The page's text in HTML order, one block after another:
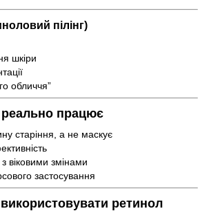
пілінг)
шкіри
обличчя”
працює
старіння, а не маскує
віковими змінами
застосування
ретинол